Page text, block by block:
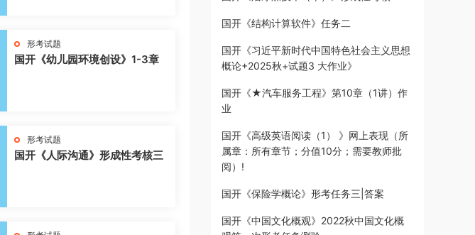
形考试题
国开《幼儿园环境创设》1-3章
形考试题
国开《人际沟通》形成性考核三
国开《结构计算软件》任务二
国开《习近平新时代中国特色社会主义思想
概论+2025秋+试题3 大作业》
国开《★汽车服务工程》第10章（1讲）作
业
国开《高级英语阅读（1） 》网上表现（所
属章：所有章节；分值10分；需要教师批
阅）!
国开《保险学概论》形考任务三|答案
国开《中国文化概观》2022秋中国文化概